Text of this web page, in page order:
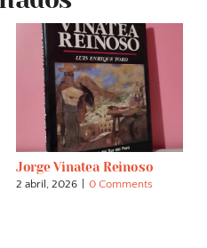
Jorge Vinatea Reinoso
2 abril, 2026 0 Comments